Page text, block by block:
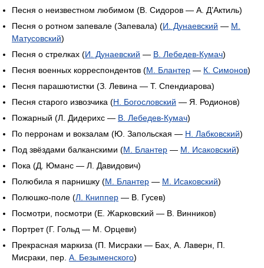
Песня о неизвестном любимом (В. Сидоров — А. Д’Актиль)
Песня о ротном запевале (Запевала) (И. Дунаевский — М.
Матусовский)
Песня о стрелках (И. Дунаевский — В. Лебедев-Кумач)
Песня военных корреспондентов (М. Блантер — К. Симонов)
Песня парашютистки (З. Левина — Т. Спендиарова)
Песня старого извозчика (Н. Богословский — Я. Родионов)
Пожарный (Л. Дидерихс — В. Лебедев-Кумач)
По перронам и вокзалам (Ю. Запольская — Н. Лабковский)
Под звёздами балканскими (М. Блантер — М. Исаковский)
Пока (Д. Юманс — Л. Давидович)
Полюбила я парнишку (М. Блантер — М. Исаковский)
Полюшко-поле (Л. Книппер — В. Гусев)
Посмотри, посмотри (Е. Жарковский — В. Винников)
Портрет (Г. Гольд — М. Орцеви)
Прекрасная маркиза (П. Мисраки — Бах, А. Лаверн, П.
Мисраки, пер. А. Безыменского)